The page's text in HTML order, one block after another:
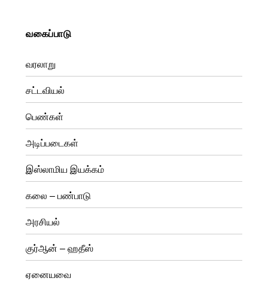
வகைப்பாடு
வரலாறு
சட்டவியல்
பெண்கள்
அடிப்படைகள்
இஸ்லாமிய இயக்கம்
கலை – பண்பாடு
அரசியல்
குர்ஆன் – ஹதீஸ்
ஏனையவை